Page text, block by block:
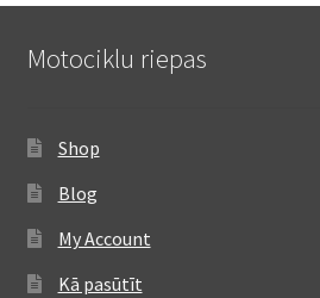
Motociklu riepas
Shop
Blog
My Account
Kā pasūtīt